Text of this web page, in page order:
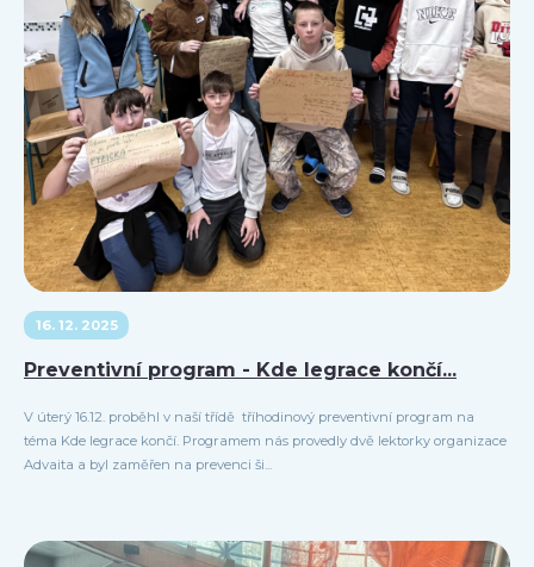
16. 12. 2025
Preventivní program - Kde legrace končí...
V úterý 16.12. proběhl v naší třídě tříhodinový preventivní program na
téma Kde legrace končí. Programem nás provedly dvě lektorky organizace
Advaita a byl zaměřen na prevenci ši...